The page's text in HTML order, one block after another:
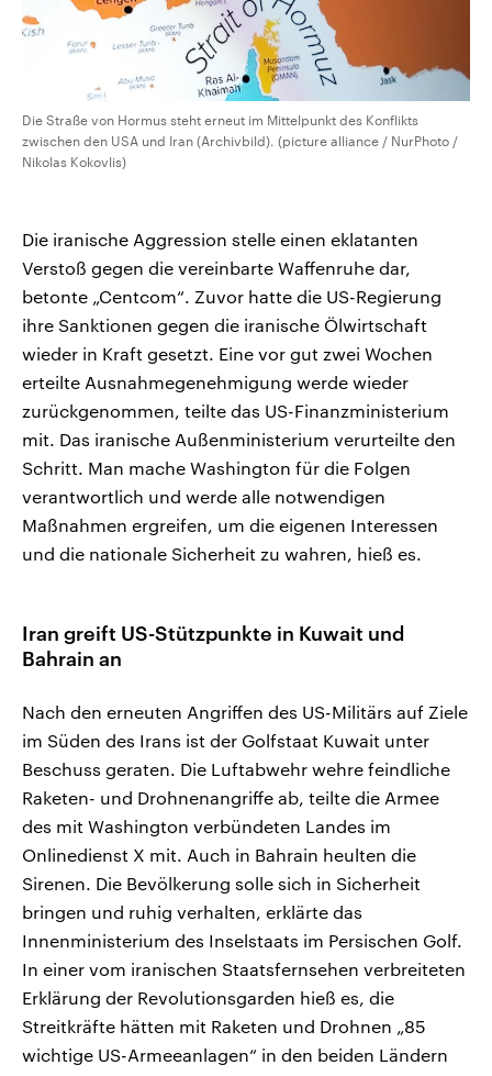
Die Straße von Hormus steht erneut im Mittelpunkt des Konflikts
zwischen den USA und Iran (Archivbild). (picture alliance / NurPhoto /
Nikolas Kokovlis)
Die iranische Aggression stelle einen eklatanten
Verstoß gegen die vereinbarte Waffenruhe dar,
betonte „Centcom“. Zuvor hatte die US-Regierung
ihre Sanktionen gegen die iranische Ölwirtschaft
wieder in Kraft gesetzt. Eine vor gut zwei Wochen
erteilte Ausnahmegenehmigung werde wieder
zurückgenommen, teilte das US-Finanzministerium
mit. Das iranische Außenministerium verurteilte den
Schritt. Man mache Washington für die Folgen
verantwortlich und werde alle notwendigen
Maßnahmen ergreifen, um die eigenen Interessen
und die nationale Sicherheit zu wahren, hieß es.
Iran greift US-Stützpunkte in Kuwait und
Bahrain an
Nach den erneuten Angriffen des US-Militärs auf Ziele
im Süden des Irans ist der Golfstaat Kuwait unter
Beschuss geraten. Die Luftabwehr wehre feindliche
Raketen- und Drohnenangriffe ab, teilte die Armee
des mit Washington verbündeten Landes im
Onlinedienst X mit. Auch in Bahrain heulten die
Sirenen. Die Bevölkerung solle sich in Sicherheit
bringen und ruhig verhalten, erklärte das
Innenministerium des Inselstaats im Persischen Golf.
In einer vom iranischen Staatsfernsehen verbreiteten
Erklärung der Revolutionsgarden hieß es, die
Streitkräfte hätten mit Raketen und Drohnen „85
wichtige US-Armeeanlagen“ in den beiden Ländern